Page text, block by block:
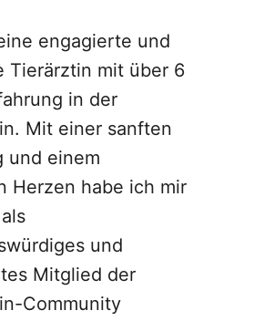
engagierte und
Tierärztin mit über 6
in der
Mit einer sanften
und einem
Herzen habe ich mir
und
Mitglied der
Community